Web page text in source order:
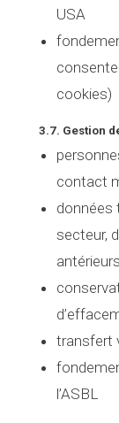
USA
cookies)
3.7. Gestion
contact
données
secteur,
antérieurs
transfert
l’ASBL